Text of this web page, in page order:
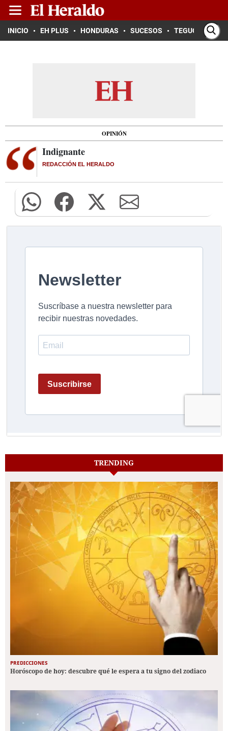
INICIO EH PLUS HONDURAS SUCESOS TEGUCIGALPA
OPINIÓN
Indignante
REDACCIÓN EL HERALDO
TRENDING
PREDICCIONES
Horóscopo de hoy: descubre qué le espera a tu signo del zodiaco